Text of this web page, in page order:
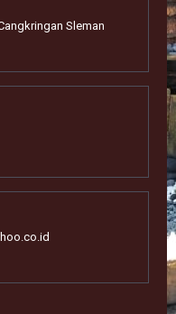
Sleman